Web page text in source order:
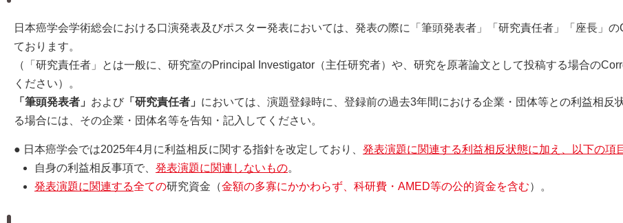
日本癌学会学術総会における口演発表及びポスター発表においては、発表の際に「筆頭発表者」「研究責任者」「座長」
ております。
（「研究責任者」とは一般に、研究室のPrincipal Investigator（主任研究者）や、研究を原著論文として投稿する場合の
ください）。
「筆頭発表者」 および 「研究責任者」 においては、演題登録時に、登録前の過去3年間における企業・団体等との利益相
る場合には、その企業・団体名等を告知・記入してください。
● 日本癌学会では2025年4月に利益相反に関する指針を改定しており、 発表演題に関連する利益相反状態に加え、以下の項
自身の利益相反事項で、 発表演題に関連しないもの。
発表演題に関連する全ての研究資金（金額の多寡にかかわらず、科研費・AMED等の公的資金を含む）。